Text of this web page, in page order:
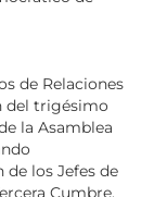
de Relaciones
del trigésimo
la Asamblea
los Jefes de
Cumbre,